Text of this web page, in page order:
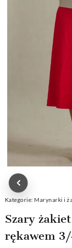
Kategorie: Marynarki i
Szary
rękawem